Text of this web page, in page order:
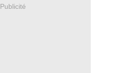
Publicité